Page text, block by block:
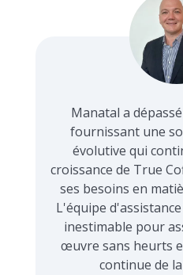
Manatal a
fournissant une
évolutive qui
croissance de True
ses besoins en
L'équipe
inestimable pour
œuvre sans heurts
continue de